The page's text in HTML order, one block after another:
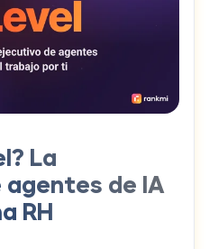
La
de IA
RH